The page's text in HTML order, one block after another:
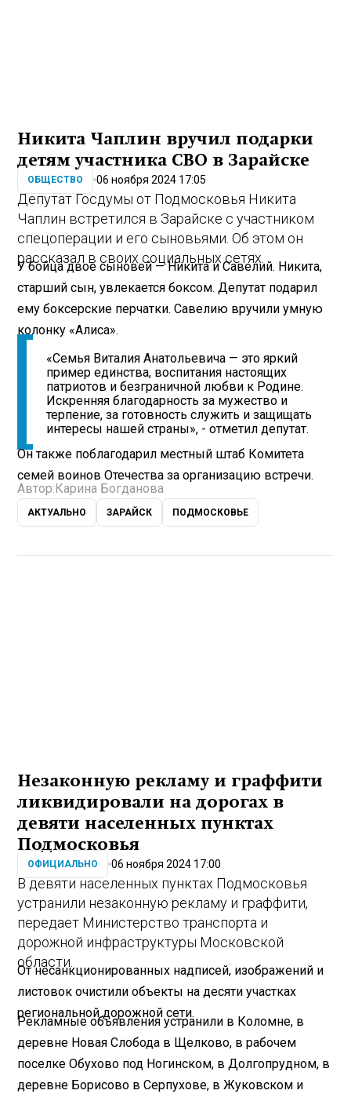
Никита Чаплин вручил подарки
детям участника СВО в Зарайске
ОБЩЕСТВО 06 ноября 2024 17:05
Депутат Госдумы от Подмосковья Никита
Чаплин встретился в Зарайске с участником
спецоперации и его сыновьями. Об этом он
рассказал в своих социальных сетях.
У бойца двое сыновей — Никита и Савелий. Никита,
старший сын, увлекается боксом. Депутат подарил
ему боксерские перчатки. Савелию вручили умную
колонку «Алиса».
«Семья Виталия Анатольевича — это яркий
пример единства, воспитания настоящих
патриотов и безграничной любви к Родине.
Искренняя благодарность за мужество и
терпение, за готовность служить и защищать
интересы нашей страны», - отметил депутат.
Он также поблагодарил местный штаб Комитета
семей воинов Отечества за организацию встречи.
Автор: Карина Богданова
АКТУАЛЬНО ЗАРАЙСК ПОДМОСКОВЬЕ
Незаконную рекламу и граффити
ликвидировали на дорогах в
девяти населенных пунктах
Подмосковья
ОФИЦИАЛЬНО 06 ноября 2024 17:00
В девяти населенных пунктах Подмосковья
устранили незаконную рекламу и граффити,
передает Министерство транспорта и
дорожной инфраструктуры Московской
области.
От несанкционированных надписей, изображений и
листовок очистили объекты на десяти участках
региональной дорожной сети.
Рекламные объявления устранили в Коломне, в
деревне Новая Слобода в Щелково, в рабочем
поселке Обухово под Ногинском, в Долгопрудном, в
деревне Борисово в Серпухове, в Жуковском и